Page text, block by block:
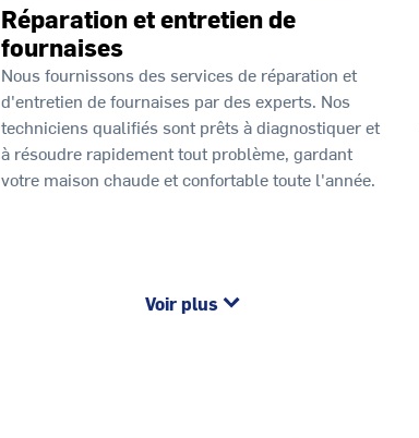
Réparation et entretien de
fournaises
Nous fournissons des services de réparation et
d'entretien de fournaises par des experts. Nos
techniciens qualifiés sont prêts à diagnostiquer et
à résoudre rapidement tout problème, gardant
votre maison chaude et confortable toute l'année.
Voir plus